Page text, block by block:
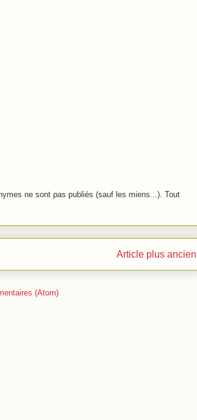
ne sont pas publiés (sauf les miens...). Tout
Article plus ancien
(Atom)